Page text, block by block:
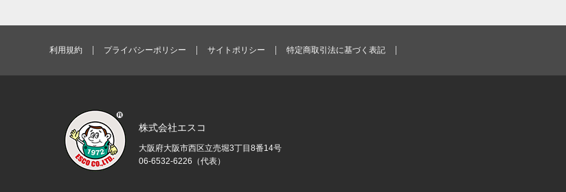
利用規約 プライバシーポリシー サイトポリシー 特定商取引法に基づく表記
株式会社エスコ
大阪府大阪市西区立売堀3丁目8番14号
06-6532-6226（代表）